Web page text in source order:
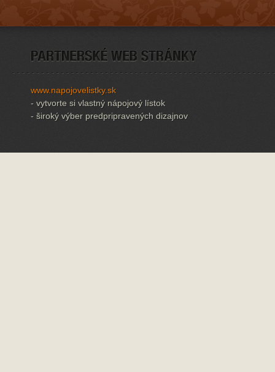
www.napojovelistky.sk
- vytvorte si vlastný nápojový lístok
- široký výber predpripravených dizajnov